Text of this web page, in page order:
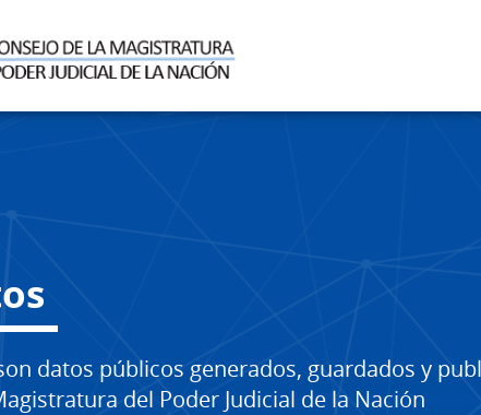
datos públicos generados, guardados y
del Poder Judicial de la Nación